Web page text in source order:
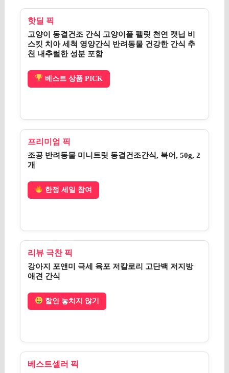
핫딜 픽
고양이 동결건조 간식 고양이풀 펠릿 천연 캣닙 비
스킷 치아 세척 영양간식 반려동물 건강한 간식 추
천 내추럴한 성분 포함
베스트 상품 PICK
프리미엄 픽
조공 반려동물 미니트릿 동결건조간식, 북어, 50g, 2
개
한정 세일 참여
리뷰 극찬 픽
강아지 포앤미 극세 육포 저칼로리 고단백 저지방
애견 간식
할인 놓치지 않기
베스트셀러 픽